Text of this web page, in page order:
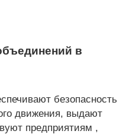
в
безопасность
движения, выдают
предприятиям ,